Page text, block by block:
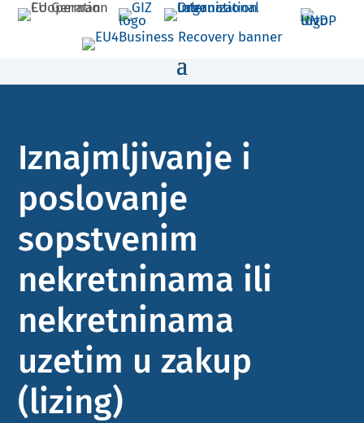
Iznajmljivanje i
poslovanje
sopstvenim
nekretninama ili
nekretninama
uzetim u zakup
(lizing) ​​